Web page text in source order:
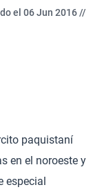
el 06 Jun 2016 //
paquistaní
en el noroeste y
especial